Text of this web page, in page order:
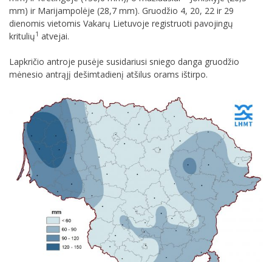
mm) ir Marijampolėje (28,7 mm). Gruodžio 4, 20, 22 ir 29
dienomis vietomis Vakarų Lietuvoje registruoti pavojingų
kritulių1 atvejai.
Lapkričio antroje pusėje susidariusi sniego danga gruodžio
mėnesio antrąjį dešimtadienį atšilus orams ištirpo.